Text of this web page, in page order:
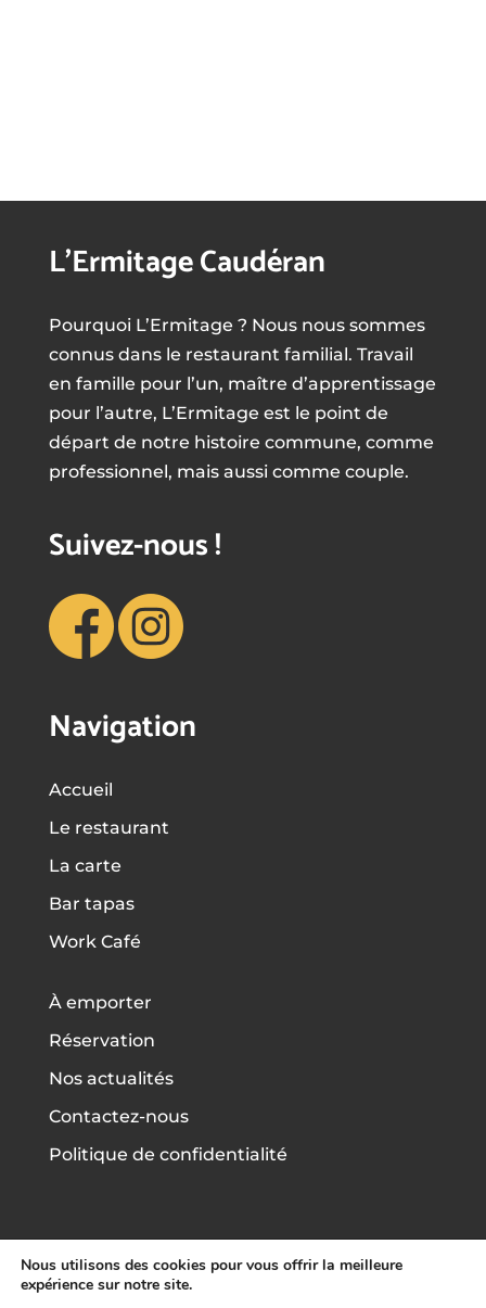
L’Ermitage Caudéran
Pourquoi L’Ermitage ? Nous nous sommes
connus dans le restaurant familial. Travail
en famille pour l’un, maître d’apprentissage
pour l’autre, L’Ermitage est le point de
départ de notre histoire commune, comme
professionnel, mais aussi comme couple.
Suivez-nous !
Navigation
Accueil
Le restaurant
La carte
Bar tapas
Work Café
À emporter
Réservation
Nos actualités
Contactez-nous
Politique de confidentialité
Nous utilisons des cookies pour vous offrir la meilleure
expérience sur notre site.